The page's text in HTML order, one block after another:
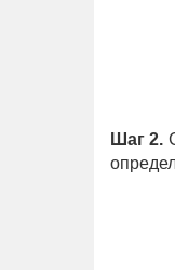
Шаг 2.